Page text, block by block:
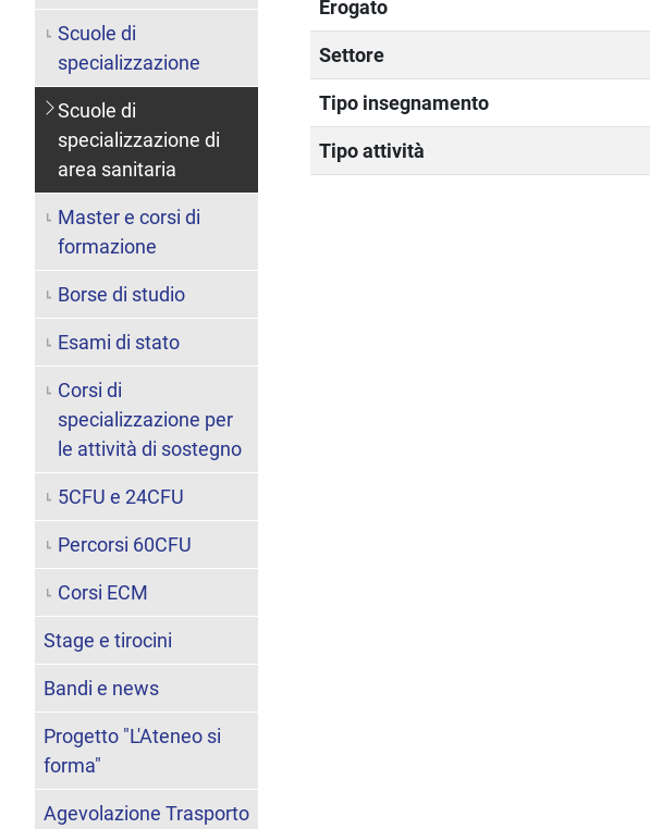
Erogato
Settore
Tipo insegnamento
Tipo attività
Scuole di
specializzazione
Scuole di
specializzazione di
area sanitaria
Master e corsi di
formazione
Borse di studio
Esami di stato
Corsi di
specializzazione per
le attività di sostegno
5CFU e 24CFU
Percorsi 60CFU
Corsi ECM
Stage e tirocini
Bandi e news
Progetto "L'Ateneo si
forma"
Agevolazione Trasporto